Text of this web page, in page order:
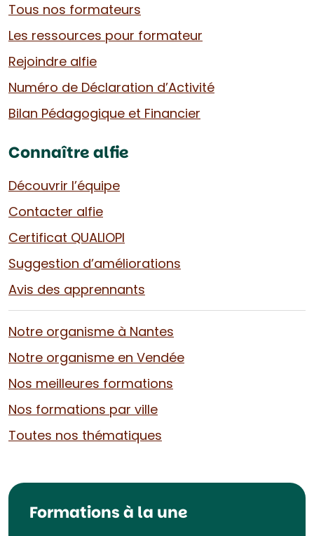
Tous nos formateurs
Les ressources pour formateur
Rejoindre alfie
Numéro de Déclaration d’Activité
Bilan Pédagogique et Financier
Connaître alfie
Découvrir l’équipe
Contacter alfie
Certificat QUALIOPI
Suggestion d’améliorations
Avis des apprennants
Notre organisme à Nantes
Notre organisme en Vendée
Nos meilleures formations
Nos formations par ville
Toutes nos thématiques
Formations à la une